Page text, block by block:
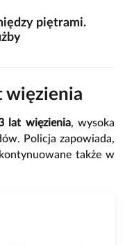
piętrami.
więzienia
lat więzienia, wysoka
Policja zapowiada,
także w